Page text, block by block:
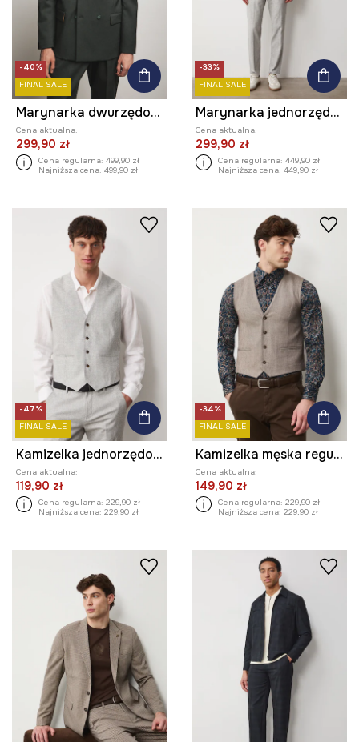
-40%
FINAL SALE
Marynarka dwurzędowa męska z dodatkiem wełny z kolekcji Ilona Tambor x Medicine
Cena aktualna:
299,90 zł
Cena regularna: 499,90 zł
Najniższa cena: 499,90 zł
-33%
FINAL SALE
Marynarka jednorzędowa męska z domieszką lnu
Cena aktualna:
299,90 zł
Cena regularna: 449,90 zł
Najniższa cena: 449,90 zł
-47%
FINAL SALE
Kamizelka jednorzędowa męska z domieszką lnu
Cena aktualna:
119,90 zł
Cena regularna: 229,90 zł
Najniższa cena: 229,90 zł
-34%
FINAL SALE
Kamizelka męska regular melanżowa
Cena aktualna:
149,90 zł
Cena regularna: 229,90 zł
Najniższa cena: 229,90 zł